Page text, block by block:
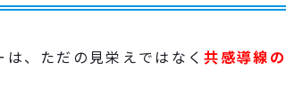
は、ただの見栄えではなく共感導線